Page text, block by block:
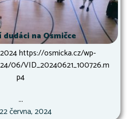
na Osmičce
https://osmicka.cz/wp-
06/VID_20240621_100726.m
p4
...
22 června, 2024